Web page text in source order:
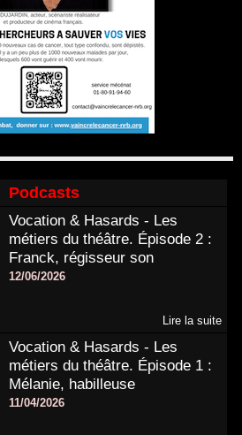
Podcasts
Vocation & Hasards - Les
métiers du théâtre. Épisode 2 :
Franck, régisseur son
12/06/2026
Lire la suite
Vocation & Hasards - Les
métiers du théâtre. Épisode 1 :
Mélanie, habilleuse
11/04/2026